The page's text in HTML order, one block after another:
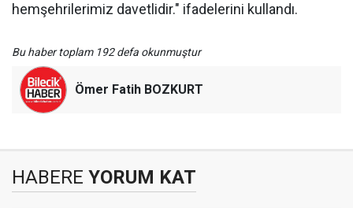
hemşehrilerimiz davetlidir." ifadelerini kullandı.
Bu haber toplam 192 defa okunmuştur
Ömer Fatih BOZKURT
HABERE YORUM KAT